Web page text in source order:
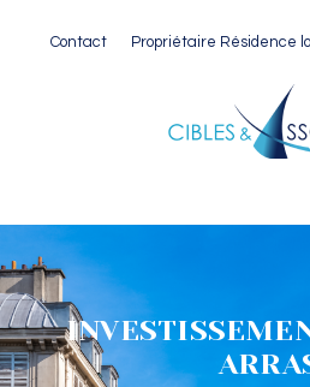
Contact Propriétaire Résidence